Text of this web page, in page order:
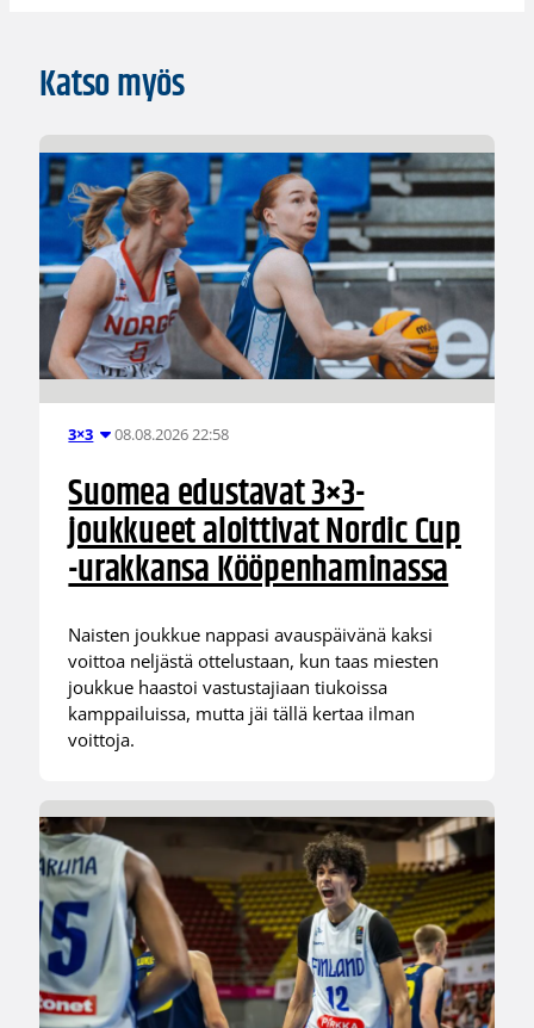
Katso myös
3×3 08.08.2026 22:58
Suomea edustavat 3×3-
joukkueet aloittivat Nordic Cup
-urakkansa Kööpenhaminassa
Naisten joukkue nappasi avauspäivänä kaksi
voittoa neljästä ottelustaan, kun taas miesten
joukkue haastoi vastustajiaan tiukoissa
kamppailuissa, mutta jäi tällä kertaa ilman
voittoja.